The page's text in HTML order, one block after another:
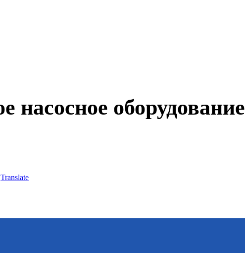
насосное оборудование
Translate